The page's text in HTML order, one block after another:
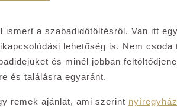
ismert a szabadidőtöltésről. Van itt
lehetőség is. Nem
és minél jobban
és találásra egyaránt.
remek ajánlat, ami szerint